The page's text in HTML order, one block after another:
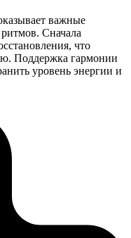
важные
Сначала
что
Поддержка гармонии
уровень энергии и